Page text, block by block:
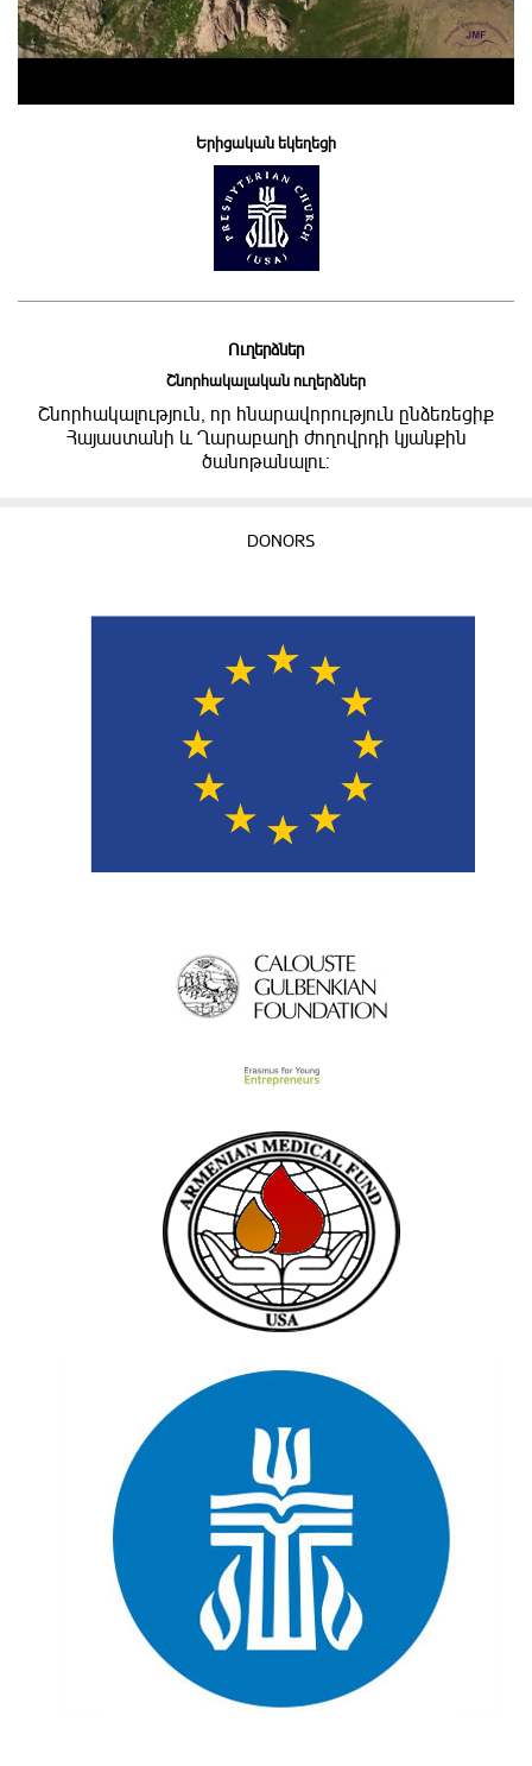
Երիցական եկեղեցի
Ուղերձներ
Շնորհակալական ուղերձներ
Շնորհակալություն, որ հնարավորություն ընձեռեցիք
Հայաստանի և Ղարաբաղի ժողովրդի կյանքին
ծանոթանալու:
DONORS